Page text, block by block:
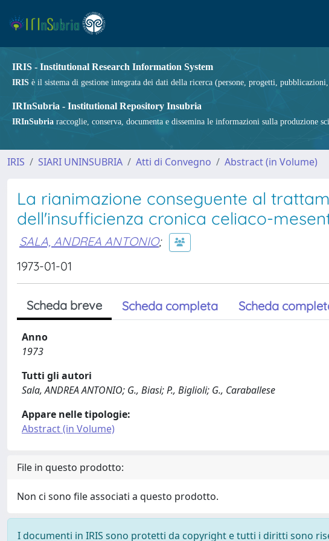
IRIS - Institutional Research Information System
IRIS è il sistema di gestione integrata dei dati della ricerca (persone, progetti,
IRInSubria - Institutional Repository Insubria
IRInSubria raccoglie, conserva, documenta e dissemina le informazioni sulla produzione
IRIS SIARI UNINSUBRIA Atti di Convegno Abstract (in Volume)
La rianimazione conseguente al
dell'insufficienza cronica celiaco-
SALA, ANDREA ANTONIO;
1973-01-01
Scheda breve Scheda completa Scheda
Anno
1973
Tutti gli autori
Sala, ANDREA ANTONIO; G., Biasi; P., Biglioli; G., Caraballese
Appare nelle tipologie:
Abstract (in Volume)
File in questo prodotto:
Non ci sono file associati a questo prodotto.
I documenti in IRIS sono protetti da copyright e tutti i diritti sono